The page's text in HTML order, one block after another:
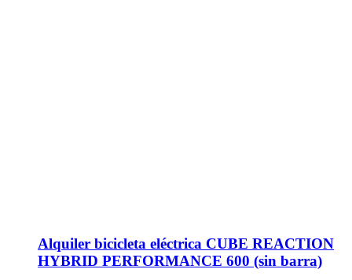
Alquiler bicicleta eléctrica CUBE REACTION
HYBRID PERFORMANCE 600 (sin barra)